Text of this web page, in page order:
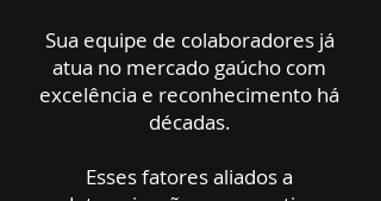
Sua equipe de colaboradores já
atua no mercado gaúcho com
excelência e reconhecimento há
décadas.
Esses fatores aliados a